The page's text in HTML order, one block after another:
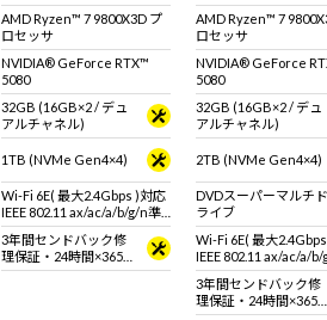
Ryzen 7 9800X3D 搭載。
AMD Ryzen™ 7 9800X3D プ
ロセッサ
NVIDIA® GeForce RTX™
5080
32GB (16GB×2 / デュ
アルチャネル)
1TB (NVMe Gen4×4)
Wi-Fi 6E( 最大2.4Gbps )対応
IEEE 802.11 ax/ac/a/b/g/n準
拠 ＋ Bluetooth 5内蔵
3年間センドバック修
理保証・24時間×365
日電話サポート
7 9800X3D 搭載。※
タ・マウス・キーボ
別売りです。
AMD Ryzen™ 7
ロセッサ
NVIDIA® GeForce
5080
32GB (16GB×2 / デュ
アルチャネル)
2TB (NVMe Gen4×4)
DVDスーパーマルチド
ライブ
Wi-Fi 6E( 最大
IEEE 802.11 ax/ac/a/
拠 ＋ Bluetooth 5内蔵
3年間センドバック修
理保証・24時間×365